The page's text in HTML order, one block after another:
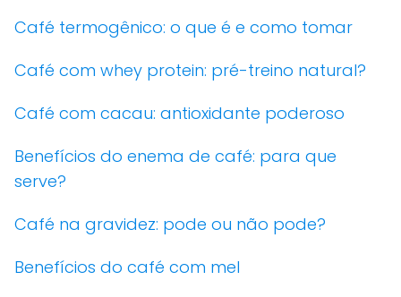
Café termogênico: o que é e como tomar
Café com whey protein: pré-treino natural?
Café com cacau: antioxidante poderoso
Benefícios do enema de café: para que
serve?
Café na gravidez: pode ou não pode?
Benefícios do café com mel